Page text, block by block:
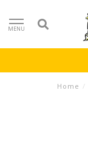
MENU
Home /